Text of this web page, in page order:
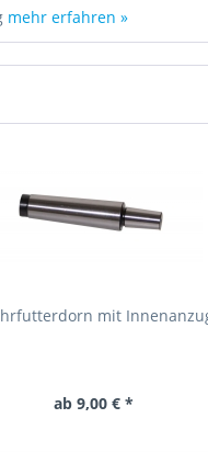
mehr erfahren »
mit
ab 9,00 € *